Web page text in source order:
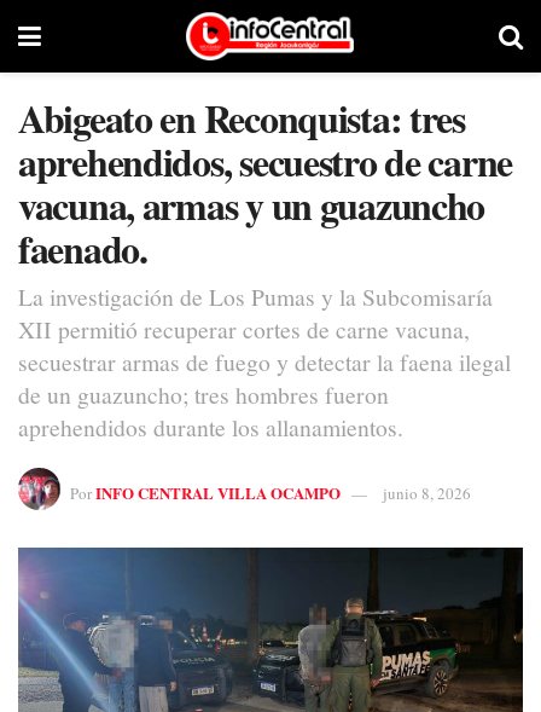
Abigeato en Reconquista: tres
aprehendidos, secuestro de carne
vacuna, armas y un guazuncho
faenado.
La investigación de Los Pumas y la Subcomisaría
XII permitió recuperar cortes de carne vacuna,
secuestrar armas de fuego y detectar la faena ilegal
de un guazuncho; tres hombres fueron
aprehendidos durante los allanamientos.
PorINFO CENTRAL VILLA OCAMPO junio 8, 2026